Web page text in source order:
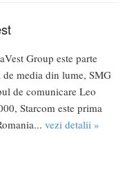
Group este parte
de media din lume, SMG
de comunicare Leo
Starcom este prima
vezi detalii »